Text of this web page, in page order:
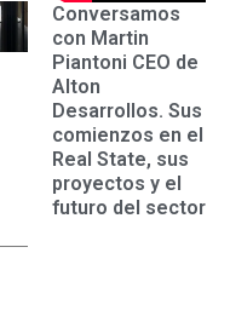
Conversamos
con Martin
Piantoni CEO de
Alton
Desarrollos. Sus
comienzos en el
Real State, sus
proyectos y el
futuro del sector